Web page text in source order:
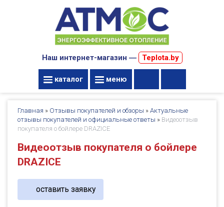
Наш интернет-магазин ― Teplota.by
каталог меню
Главная » Отзывы покупателей и обзоры » Актуальные
отзывы покупателей и официальные ответы » Видеоотзыв
покупателя о бойлере DRAZICE
Видеоотзыв покупателя о бойлере
DRAZICE
оставить заявку